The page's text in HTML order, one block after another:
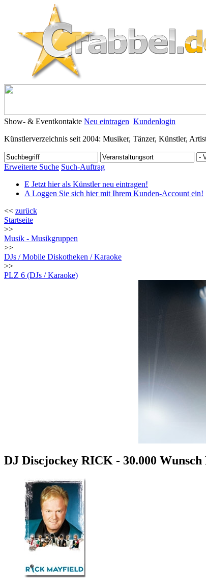
Show- & Eventkontakte Neu eintragen Kundenlogin
Künstlerverzeichnis seit 2004: Musiker, Tänzer, Künstler,
Erweiterte Suche Such-Auftrag
E Jetzt hier als Künstler neu eintragen!
A Loggen Sie sich hier mit Ihrem Kunden-Account ein!
<< zurück
Startseite
>>
Musik - Musikgruppen
>>
DJs / Mobile Diskotheken / Karaoke
>>
PLZ 6 (DJs / Karaoke)
DJ Discjockey RICK - 30.000